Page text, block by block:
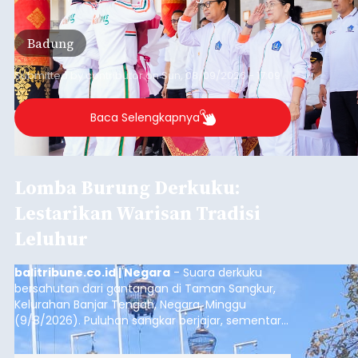
Badung
Submitted by contributoronSun, 08/09/2026 - 17:09
Baca Selengkapnya
Lomba Burung Derkuku:
Lestarikan Warisan Tradisi
Leluhur
balitribune.co.id | Negara - Suara derkuku
bersahutan dari gantangan di Taman Sangkur,
Kelurahan Banjar Tengah, Negara, Minggu
(9/8/2026). Puluhan sangkar berjajar, sementara
para penghobi menunggu suara burung masing-
masing mengalun. Bukan sekadar ramai oleh